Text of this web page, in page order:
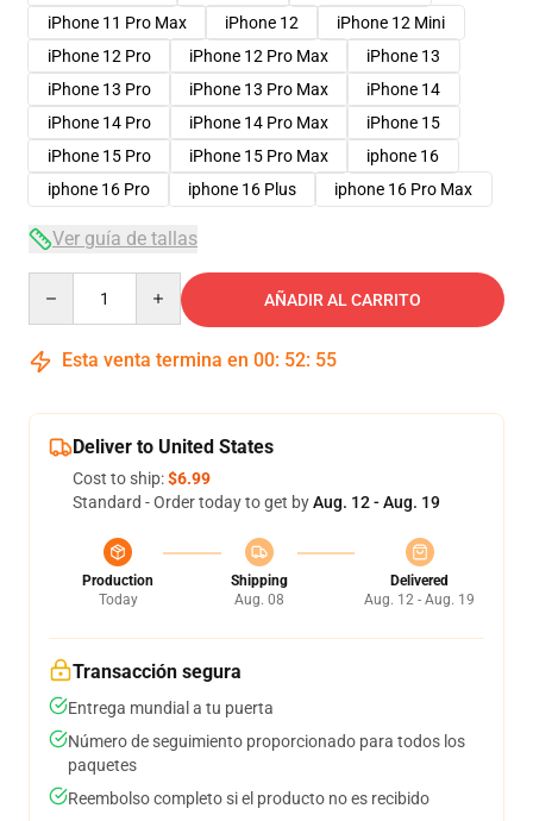
iPhone 11 Pro Max
iPhone 12
iPhone 12 Mini
iPhone 12 Pro
iPhone 12 Pro Max
iPhone 13
iPhone 13 Pro
iPhone 13 Pro Max
iPhone 14
iPhone 14 Pro
iPhone 14 Pro Max
iPhone 15
iPhone 15 Pro
iPhone 15 Pro Max
iphone 16
iphone 16 Pro
iphone 16 Plus iphone 16 Pro Max
Ver guía de tallas
AÑADIR AL CARRITO
Esta venta termina en 00: 52: 54
Deliver to United States
Cost to ship:$6.99
Standard - Order today to get byAug. 12 - Aug. 19
Production
Today
Shipping
Aug. 08
Delivered
Aug. 12 - Aug. 19
Transacción segura
Entrega mundial a tu puerta
Número de seguimiento proporcionado para todos los
paquetes
Reembolso completo si el producto no es recibido